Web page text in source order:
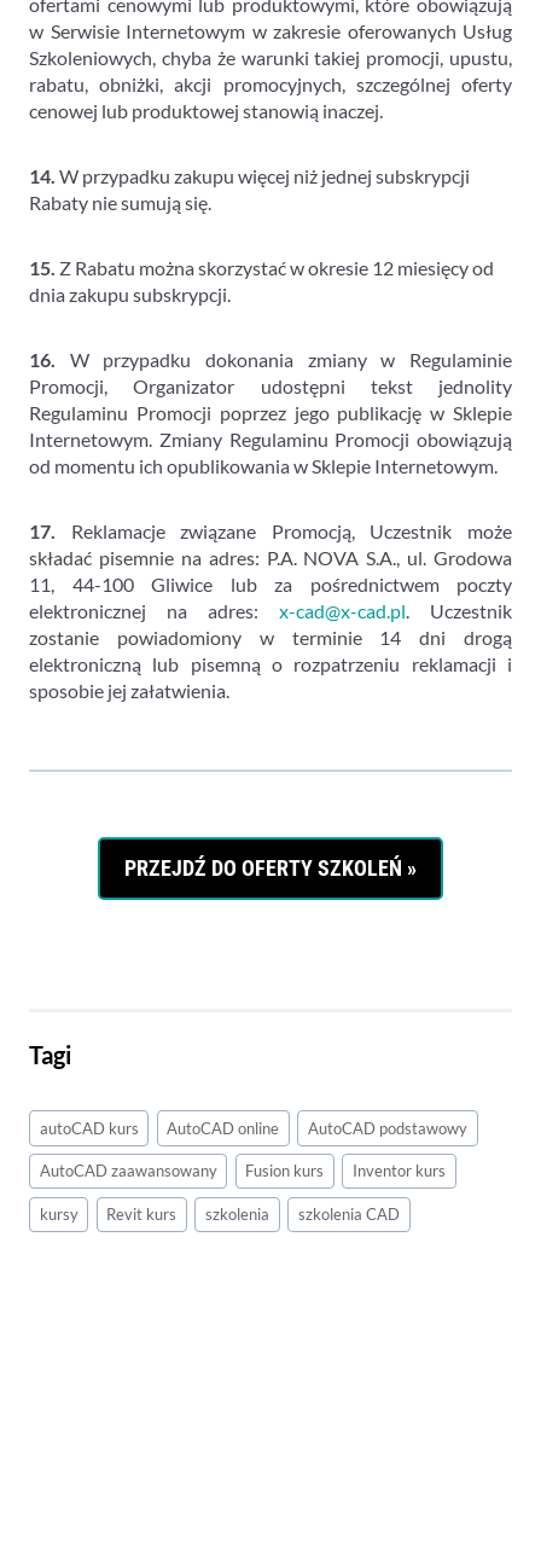
w Serwisie Internetowym w zakresie oferowanych Usług
Szkoleniowych, chyba że warunki takiej promocji, upustu,
rabatu, obniżki, akcji promocyjnych, szczególnej oferty
cenowej lub produktowej stanowią inaczej.
14. W przypadku zakupu więcej niż jednej subskrypcji
Rabaty nie sumują się.
15. Z Rabatu można skorzystać w okresie 12 miesięcy od
dnia zakupu subskrypcji.
16. W przypadku dokonania zmiany w Regulaminie
Promocji, Organizator udostępni tekst jednolity
Regulaminu Promocji poprzez jego publikację w Sklepie
Internetowym. Zmiany Regulaminu Promocji obowiązują
od momentu ich opublikowania w Sklepie Internetowym.
17. Reklamacje związane Promocją, Uczestnik może
składać pisemnie na adres: P.A. NOVA S.A., ul. Grodowa
11, 44-100 Gliwice lub za pośrednictwem poczty
elektronicznej na adres: x-cad@x-cad.pl. Uczestnik
zostanie powiadomiony w terminie 14 dni drogą
elektroniczną lub pisemną o rozpatrzeniu reklamacji i
sposobie jej załatwienia.
PRZEJDŹ DO OFERTY SZKOLEŃ »
Tagi
autoCAD kurs AutoCAD online AutoCAD podstawowy
AutoCAD zaawansowany Fusion kurs Inventor kurs
kursy Revit kurs szkolenia szkolenia CAD